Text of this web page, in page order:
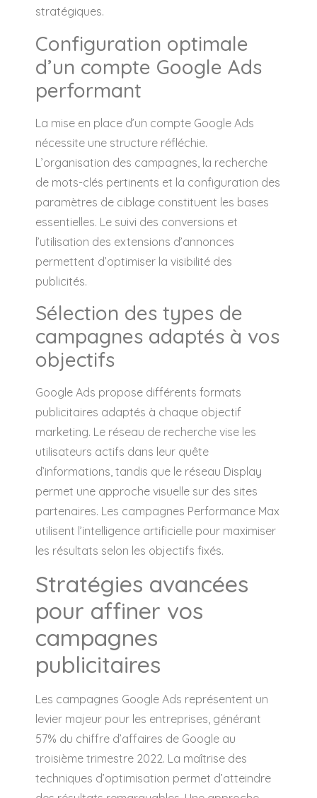
stratégiques.
Configuration optimale
d’un compte Google Ads
performant
La mise en place d’un compte Google Ads
nécessite une structure réfléchie.
L’organisation des campagnes, la recherche
de mots-clés pertinents et la configuration des
paramètres de ciblage constituent les bases
essentielles. Le suivi des conversions et
l’utilisation des extensions d’annonces
permettent d’optimiser la visibilité des
publicités.
Sélection des types de
campagnes adaptés à vos
objectifs
Google Ads propose différents formats
publicitaires adaptés à chaque objectif
marketing. Le réseau de recherche vise les
utilisateurs actifs dans leur quête
d’informations, tandis que le réseau Display
permet une approche visuelle sur des sites
partenaires. Les campagnes Performance Max
utilisent l’intelligence artificielle pour maximiser
les résultats selon les objectifs fixés.
Stratégies avancées
pour affiner vos
campagnes
publicitaires
Les campagnes Google Ads représentent un
levier majeur pour les entreprises, générant
57% du chiffre d’affaires de Google au
troisième trimestre 2022. La maîtrise des
techniques d’optimisation permet d’atteindre